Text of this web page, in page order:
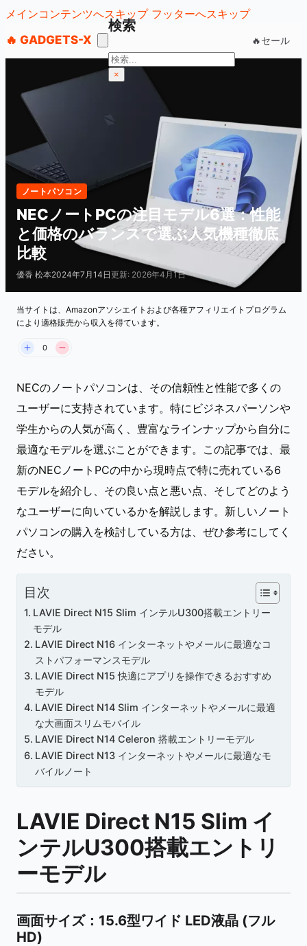
メインコンテンツへスキップ フッターへスキップ
🔥 GADGETS-X
🔥セール
検索
検
索×
ノートパソコン
NECノートPCの注目モデル6選：性能
と価格のバランスで選ぶ人気機種徹底
比較
優香 松本2024年7月14日更新: 2026年4月1日
当サイトは、Amazonアソシエイトおよび各種アフィリエイトプログラム
により適格販売から収入を得ています。
0
NECのノートパソコンは、その信頼性と性能で多くの
ユーザーに支持されています。特にビジネスパーソンや
学生からの人気が高く、豊富なラインナップから自分に
最適なモデルを選ぶことができます。この記事では、最
新のNECノートPCの中から現時点で特に売れている6
モデルを紹介し、その良い点と悪い点、そしてどのよう
なユーザーに向いているかを解説します。新しいノート
パソコンの購入を検討している方は、ぜひ参考にしてく
ださい。
目次
LAVIE Direct N15 Slim インテルU300搭載エントリー
モデル
LAVIE Direct N16 インターネットやメールに最適なコ
ストパフォーマンスモデル
LAVIE Direct N15 快適にアプリを操作できるおすすめ
モデル
LAVIE Direct N14 Slim インターネットやメールに最適
な大画面スリムモバイル
LAVIE Direct N14 Celeron 搭載エントリーモデル
LAVIE Direct N13 インターネットやメールに最適なモ
バイルノート
LAVIE Direct N15 Slim イ
ンテルU300搭載エントリ
ーモデル
画面サイズ：15.6型ワイド LED液晶 (フル
HD)